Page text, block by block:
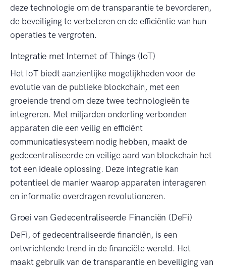
deze technologie om de transparantie te bevorderen,
de beveiliging te verbeteren en de efficiëntie van hun
operaties te vergroten.
Integratie met Internet of Things (IoT)
Het IoT biedt aanzienlijke mogelijkheden voor de
evolutie van de publieke blockchain, met een
groeiende trend om deze twee technologieën te
integreren. Met miljarden onderling verbonden
apparaten die een veilig en efficiënt
communicatiesysteem nodig hebben, maakt de
gedecentraliseerde en veilige aard van blockchain het
tot een ideale oplossing. Deze integratie kan
potentieel de manier waarop apparaten interageren
en informatie overdragen revolutioneren.
Groei van Gedecentraliseerde Financiën (DeFi)
DeFi, of gedecentraliseerde financiën, is een
ontwrichtende trend in de financiële wereld. Het
maakt gebruik van de transparantie en beveiliging van